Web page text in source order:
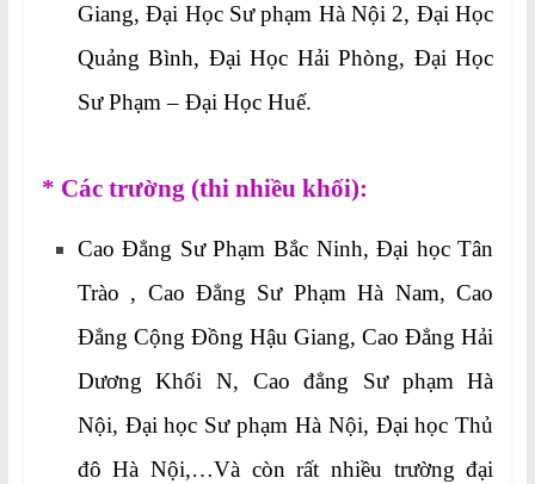
Giang, Đại Học Sư phạm Hà Nội 2, Đại Học
Quảng Bình, Đại Học Hải Phòng, Đại Học
Sư Phạm – Đại Học Huế.
* Các trường (thi nhiều khối):
Cao Đẳng Sư Phạm Bắc Ninh, Đại học Tân
Trào , Cao Đẳng Sư Phạm Hà Nam, Cao
Đẳng Cộng Đồng Hậu Giang, Cao Đẳng Hải
Dương Khối N, Cao đẳng Sư phạm Hà
Nội, Đại học Sư phạm Hà Nội, Đại học Thủ
đô Hà Nội,…Và còn rất nhiều trường đại